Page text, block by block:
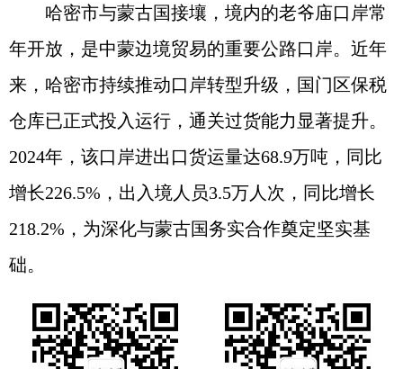
哈密市与蒙古国接壤，境内的老爷庙口岸常
年开放，是中蒙边境贸易的重要公路口岸。近年
来，哈密市持续推动口岸转型升级，国门区保税
仓库已正式投入运行，通关过货能力显著提升。
2024年，该口岸进出口货运量达68.9万吨，同比
增长226.5%，出入境人员3.5万人次，同比增长
218.2%，为深化与蒙古国务实合作奠定坚实基
础。